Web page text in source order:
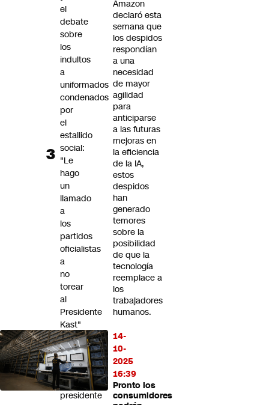
Amazon
declaró esta
semana que
los despidos
respondían
a una
necesidad
de mayor
agilidad
para
anticiparse
a las futuras
mejoras en
la eficiencia
de la IA,
estos
despidos
han
generado
temores
sobre la
posibilidad
de que la
tecnología
reemplace a
los
trabajadores
humanos.
14-
10-
2025
16:39
Pronto los
consumidores
el
debate
sobre
los
indultos
a
uniformados
condenados
por
el
estallido
social:
"Le
hago
un
llamado
a
los
partidos
oficialistas
a
no
torear
al
Presidente
Kast"
Karim
Bianchi
es
elegido
presidente